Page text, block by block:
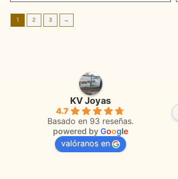
1 2 3 →
KV Joyas
4.7
Basado en 93 reseñas.
powered by Google
valóranos en
Adriana Ghisoli
hace 3 meses
Muy buena atención, con amabilidad y
orientaciones convenientes